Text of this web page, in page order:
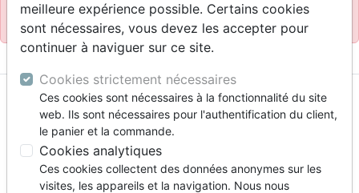
Site pour le grand public : La Maison de la Bible
menu
meilleure expérience possible. Certains cookies
sont nécessaires, vous devez les accepter pour
continuer à naviguer sur ce site.
Cookies strictement nécessaires
Ces cookies sont nécessaires à la fonctionnalité du site
web. Ils sont nécessaires pour l'authentification du client,
le panier et la commande.
Cookies analytiques
Ces cookies collectent des données anonymes sur les
visites, les appareils et la navigation. Nous nous